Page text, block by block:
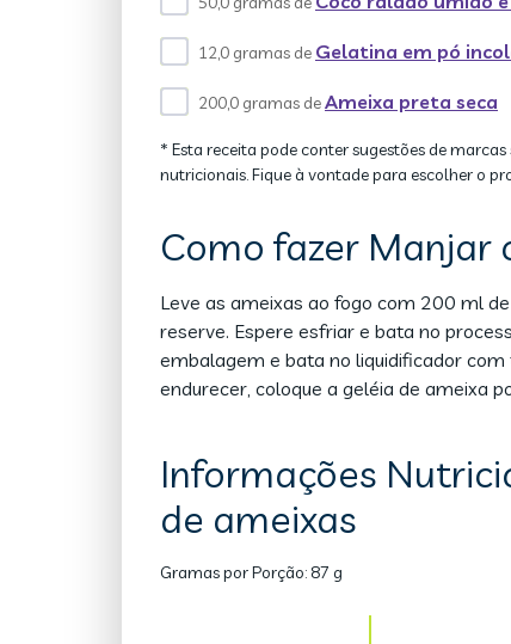
12,0 gramas de Gelatina em pó
200,0 gramas deAmeixa preta seca
* Esta receita pode conter sugestões de
nutricionais. Fique à vontade para escolher o
Como fazer Manjar
Leve as ameixas ao fogo com 200 ml
reserve. Espere esfriar e bata no
embalagem e bata no liquidificador
endurecer, coloque a geléia de ameixa
Informações
de ameixas
Gramas por Porção: 87 g